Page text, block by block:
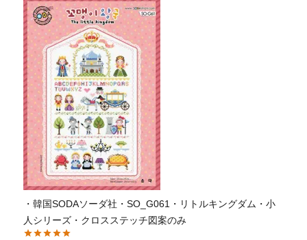
・韓国SODAソーダ社・SO_G061・リトルキングダム・小
人シリーズ・クロスステッチ図案のみ